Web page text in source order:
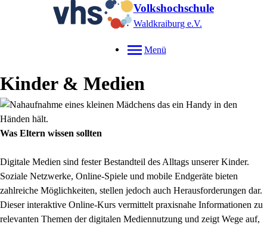
Volkshochschule
Waldkraiburg e.V.
Menü
Kinder & Medien
Was Eltern wissen sollten
Digitale Medien sind fester Bestandteil des Alltags unserer Kinder.
Soziale Netzwerke, Online-Spiele und mobile Endgeräte bieten
zahlreiche Möglichkeiten, stellen jedoch auch Herausforderungen dar.
Dieser interaktive Online-Kurs vermittelt praxisnahe Informationen zu
relevanten Themen der digitalen Mediennutzung und zeigt Wege auf,